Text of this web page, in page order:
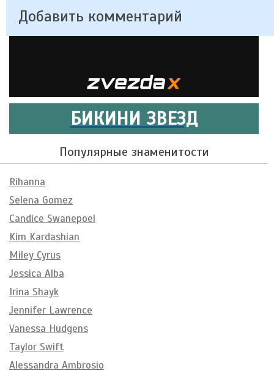
Добавить комментарий
БИКИНИ ЗВЕЗД
Популярные знаменитости
Rihanna
Selena Gomez
Candice Swanepoel
Kim Kardashian
Miley Cyrus
Jessica Alba
Irina Shayk
Jennifer Lawrence
Vanessa Hudgens
Taylor Swift
Alessandra Ambrosio